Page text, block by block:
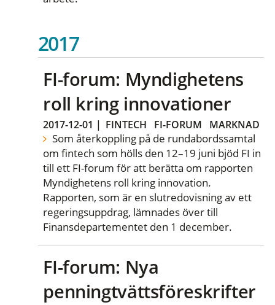
2017
FI-forum: Myndighetens
roll kring innovationer
2017-12-01 | FINTECH FI-FORUM MARKNAD
Som återkoppling på de rundabordssamtal
om fintech som hölls den 12–19 juni bjöd FI in
till ett FI-forum för att berätta om rapporten
Myndighetens roll kring innovation.
Rapporten, som är en slutredovisning av ett
regeringsuppdrag, lämnades över till
Finansdepartementet den 1 december.
FI-forum: Nya
penningtvättsföreskrifter